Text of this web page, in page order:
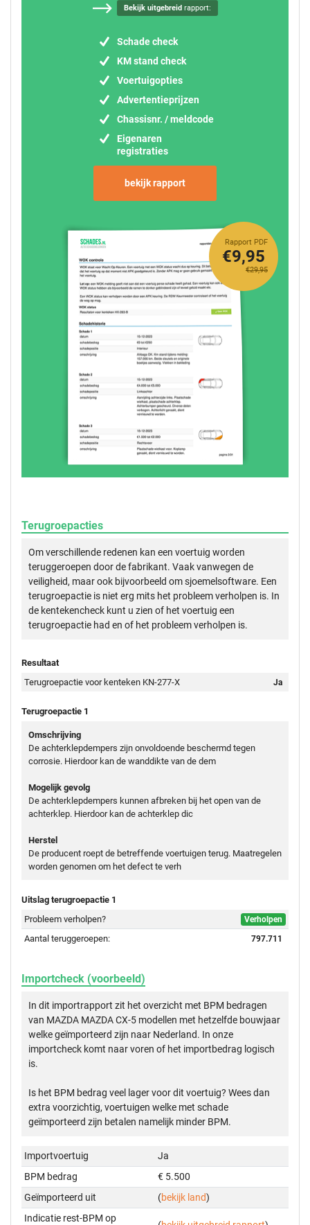
Bekijk uitgebreidrapport:
Schade check
KM stand check
Voertuigopties
Advertentieprijzen
Chassisnr. / meldcode
Eigenaren
registraties
bekijk rapport
Rapport PDF
€29,95
€9,95
Terugroepacties
Om verschillende redenen kan een voertuig worden
teruggeroepen door de fabrikant. Vaak vanwegen de
veiligheid, maar ook bijvoorbeeld om sjoemelsoftware. Een
terugroepactie is niet erg mits het probleem verholpen is. In
de kentekencheck kunt u zien of het voertuig een
terugroepactie had en of het probleem verholpen is.
Resultaat
Terugroepactie voor kenteken KN-277-X
Ja
Terugroepactie 1
Omschrijving
De achterklepdempers zijn onvoldoende beschermd tegen
corrosie. Hierdoor kan de wanddikte van de dem
Mogelijk gevolg
De achterklepdempers kunnen afbreken bij het open van de
achterklep. Hierdoor kan de achterklep dic
Herstel
De producent roept de betreffende voertuigen terug. Maatregelen
worden genomen om het defect te verh
Uitslag terugroepactie 1
Probleem verholpen?
Verholpen
Aantal teruggeroepen: 797.711
Importcheck (voorbeeld)
In dit importrapport zit het overzicht met BPM bedragen
van MAZDA MAZDA CX-5 modellen met hetzelfde bouwjaar
welke geïmporteerd zijn naar Nederland. In onze
importcheck komt naar voren of het importbedrag logisch
is.
Is het BPM bedrag veel lager voor dit voertuig? Wees dan
extra voorzichtig, voertuigen welke met schade
geïmporteerd zijn betalen namelijk minder BPM.
Importvoertuig
Ja
BPM bedrag
€ 5.500
Geïmporteerd uit
(bekijk land)
Indicatie rest-BPM op